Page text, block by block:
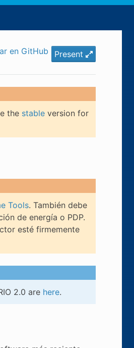
Present
en GitHub
the stableversion for
Tools. También debe
de energía o PDP.
esté firmemente
2.0 are here.